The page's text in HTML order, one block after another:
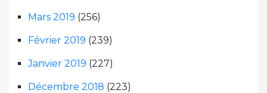
Mars 2019 (256)
Février 2019 (239)
Janvier 2019 (227)
Décembre 2018 (223)